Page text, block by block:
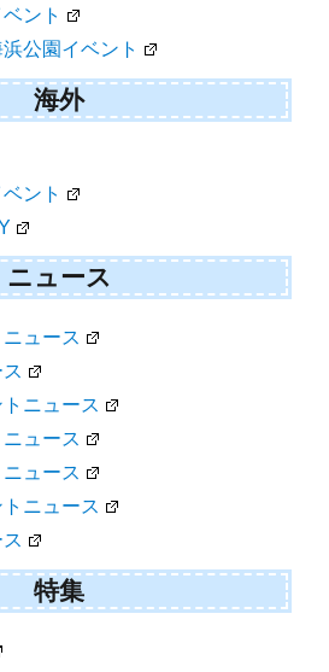
ント
公園イベント
海外
ント
ニュース
ュース
トニュース
ュース
ュース
ニュース
特集